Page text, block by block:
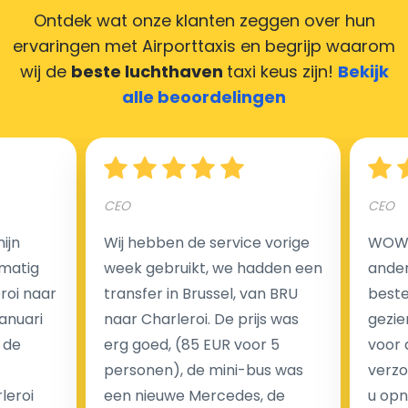
zorgen ervoor dat uw chauffeur deze krijgt.
Hoeveel kost een luchthaven taxi transfer in
Een van de meest aantrekkelijke voordelen van
luchthaventaxi's is een vast tarief voor uw rit. In
tegenstelling tot traditionele taxi's met taxameter
brengen wij u geen extra kosten in rekening voor de
nachtrit.
We hebben geen ophaaltarief of extra kosten voor
wachttijd als uw vlucht vertraging heeft.
Ontdek wat onze klanten zeggen over hun
ervaringen met Airporttaxis en begrijp waarom
wij de beste luchthaven taxi keus zijn! Bekijk
alle beoordelingen
naar
CEO
Wij hebben de service vorige
week gebruikt, we hadden een
transfer in Brussel, van BRU
naar Charleroi. De prijs was
erg goed, (85 EUR voor 5
personen), de mini-bus was
een nieuwe Mercedes, de
CEO
voor
u